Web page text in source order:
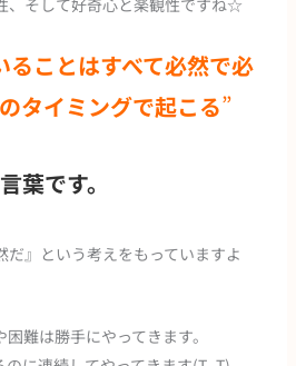
、そして好奇心と楽観性ですね☆
ることはすべて必然で必
タイミングで起こる”
葉です。
だ』という考えをもっていますよ
難は勝手にやってきます。